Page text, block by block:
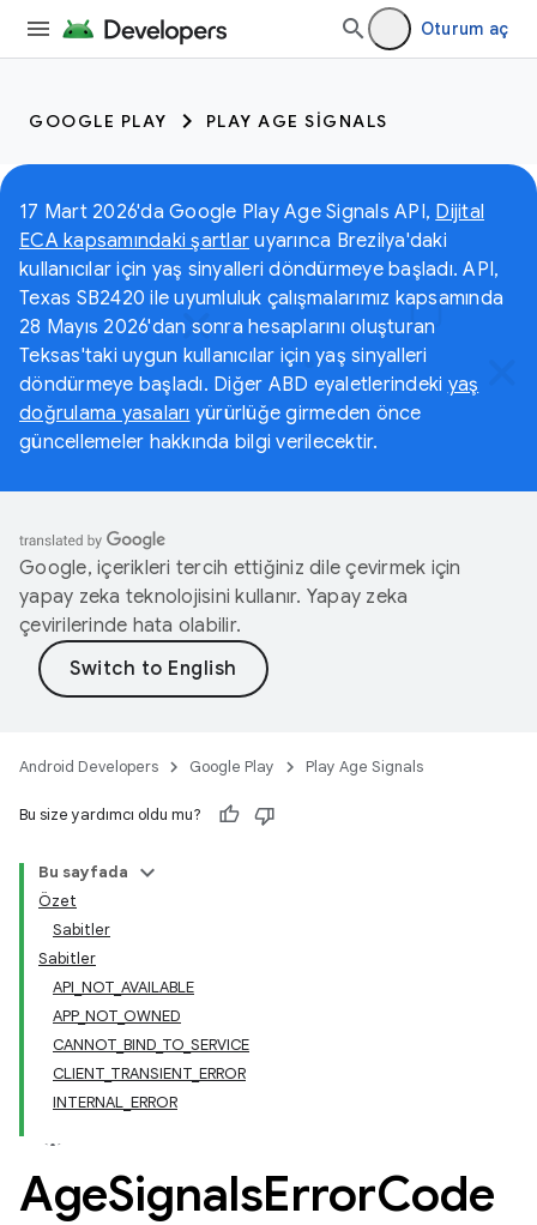
Oturum aç
GOOGLE PLAY PLAY AGE SIGNALS
17 Mart 2026'da Google Play Age Signals API, Dijital
ECA kapsamındaki şartlar uyarınca Brezilya'daki
kullanıcılar için yaş sinyalleri döndürmeye başladı. API,
Texas SB2420 ile uyumluluk çalışmalarımız kapsamında
28 Mayıs 2026'dan sonra hesaplarını oluşturan
Teksas'taki uygun kullanıcılar için yaş sinyalleri
döndürmeye başladı. Diğer ABD eyaletlerindeki yaş
doğrulama yasaları yürürlüğe girmeden önce
güncellemeler hakkında bilgi verilecektir.
Google, içerikleri tercih ettiğiniz dile çevirmek için
yapay zeka teknolojisini kullanır. Yapay zeka
çevirilerinde hata olabilir.
Android Developers Google Play Play Age Signals
Bu size yardımcı oldu mu?
Bu sayfada
Özet
Sabitler
Sabitler
API_NOT_AVAILABLE
APP_NOT_OWNED
CANNOT_BIND_TO_SERVICE
CLIENT_TRANSIENT_ERROR
INTERNAL_ERROR
AgeSignalsErrorCode